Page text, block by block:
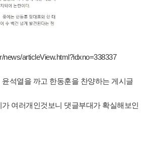
news/articleView.html?idxno=338337
석열을 까고 한동훈을 찬양하는 게시글
여러개인것보니 댓글부대가 확실해보인